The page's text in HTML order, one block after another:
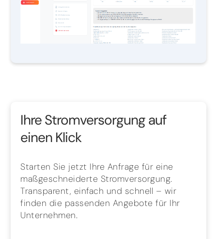
Ihre Stromversorgung auf
einen Klick
Starten Sie jetzt Ihre Anfrage für eine
maßgeschneiderte Stromversorgung.
Transparent, einfach und schnell – wir
finden die passenden Angebote für Ihr
Unternehmen.